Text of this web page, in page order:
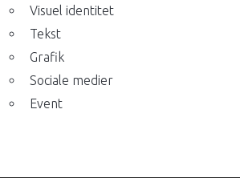
Visuel identitet
Tekst
Grafik
Sociale medier
Event